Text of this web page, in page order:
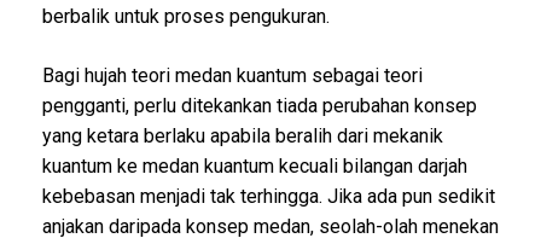
berbalik untuk proses pengukuran.
Bagi hujah teori medan kuantum sebagai teori
pengganti, perlu ditekankan tiada perubahan konsep
yang ketara berlaku apabila beralih dari mekanik
kuantum ke medan kuantum kecuali bilangan darjah
kebebasan menjadi tak terhingga. Jika ada pun sedikit
anjakan daripada konsep medan, seolah-olah menekan